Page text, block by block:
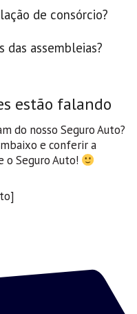
de consórcio?
das assembleias?
estão falando
do nosso Seguro Auto?
e conferir a
o Seguro Auto!